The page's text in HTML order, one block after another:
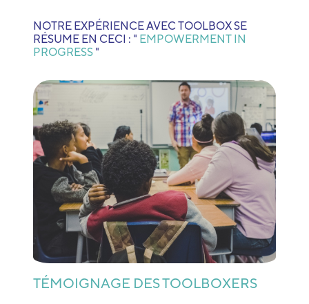
NOTRE EXPÉRIENCE AVEC TOOLBOX SE
RÉSUME EN CECI : " EMPOWERMENT IN
PROGRESS"
TÉMOIGNAGE DES TOOLBOXERS